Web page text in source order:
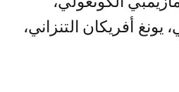
يونغ أفريكان التنزاني،